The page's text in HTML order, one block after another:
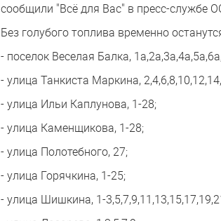
сообщили "Всё для Вас" в пресс-службе
Без голубого топлива временно
- поселок Веселая Балка,
- улица Танкиста Маркина,
- улица Ильи Каплунова, 1-28;
- улица Каменщикова, 1-28;
- улица Полотебного, 27;
- улица Горячкина, 1-25;
- улица Шишкина, 1-